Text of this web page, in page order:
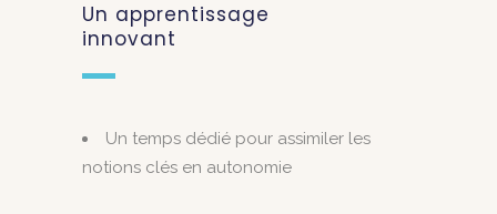
Un apprentissage
innovant
Un temps dédié pour assimiler les
notions clés en autonomie